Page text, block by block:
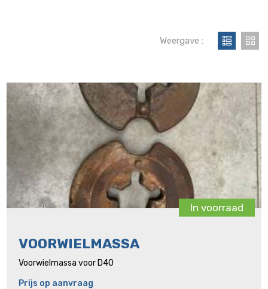
Weergave :
In voorraad
VOORWIELMASSA
Voorwielmassa voor D40
Prijs op aanvraag